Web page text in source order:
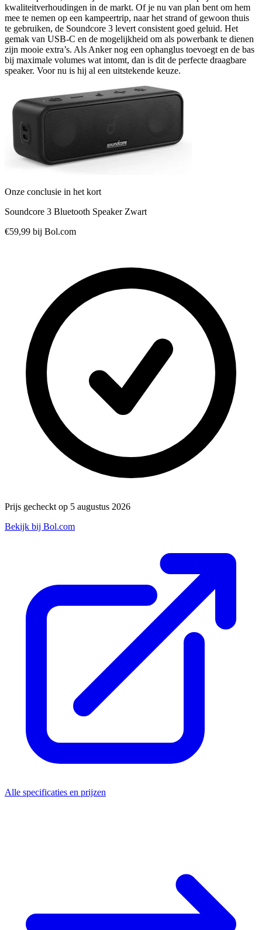
kwaliteitverhoudingen in de markt. Of je nu van plan bent om hem
mee te nemen op een kampeertrip, naar het strand of gewoon thuis
te gebruiken, de Soundcore 3 levert consistent goed geluid. Het
gemak van USB-C en de mogelijkheid om als powerbank te dienen
zijn mooie extra’s. Als Anker nog een ophanglus toevoegt en de bas
bij maximale volumes wat intomt, dan is dit de perfecte draagbare
speaker. Voor nu is hij al een uitstekende keuze.
Onze conclusie in het kort
Soundcore 3 Bluetooth Speaker Zwart
€59,99 bij Bol.com
Prijs gecheckt op 5 augustus 2026
Bekijk bij Bol.com
Alle specificaties en prijzen